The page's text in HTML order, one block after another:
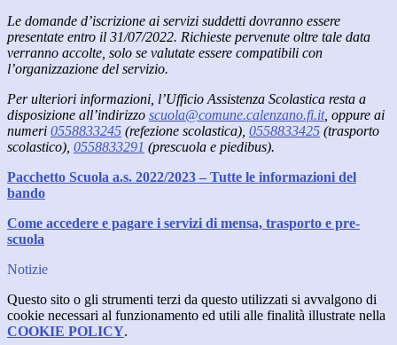
Le domande d’iscrizione ai servizi suddetti dovranno essere
presentate entro il 31/07/2022. Richieste pervenute oltre tale data
verranno accolte, solo se valutate essere compatibili con
l’organizzazione del servizio.
Per ulteriori informazioni, l’Ufficio Assistenza Scolastica resta a
disposizione all’indirizzo scuola@comune.calenzano.fi.it, oppure ai
numeri 0558833245 (refezione scolastica), 0558833425 (trasporto
scolastico), 0558833291 (prescuola e piedibus).
Pacchetto Scuola a.s. 2022/2023 – Tutte le informazioni del
bando
Come accedere e pagare i servizi di mensa, trasporto e pre-
scuola
Notizie
Questo sito o gli strumenti terzi da questo utilizzati si avvalgono di
cookie necessari al funzionamento ed utili alle finalità illustrate nella
COOKIE POLICY.